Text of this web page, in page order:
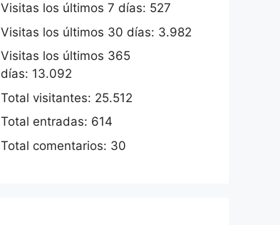
Visitas los últimos 7 días: 527
Visitas los últimos 30 días: 3.982
Visitas los últimos 365
días: 13.092
Total visitantes: 25.512
Total entradas: 614
Total comentarios: 30